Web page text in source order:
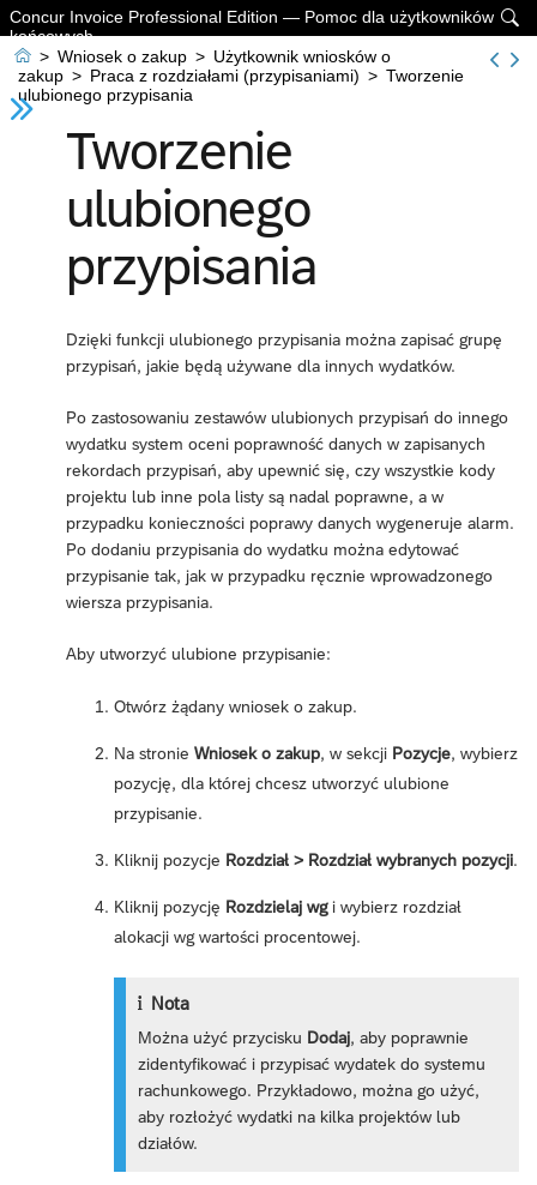

Concur Invoice Professional Edition — Pomoc dla użytkowników
końcowych
 > Wniosek o zakup > Użytkownik wniosków o
zakup > Praca z rozdziałami (przypisaniami) > Tworzenie
ulubionego przypisania
Tworzenie
ulubionego
przypisania
Dzięki funkcji ulubionego przypisania można zapisać grupę
przypisań, jakie będą używane dla innych wydatków.
Po zastosowaniu zestawów ulubionych przypisań do innego
wydatku system oceni poprawność danych w zapisanych
rekordach przypisań, aby upewnić się, czy wszystkie kody
projektu lub inne pola listy są nadal poprawne, a w
przypadku konieczności poprawy danych wygeneruje alarm.
Po dodaniu przypisania do wydatku można edytować
przypisanie tak, jak w przypadku ręcznie wprowadzonego
wiersza przypisania.
Aby utworzyć ulubione przypisanie:
Otwórz żądany wniosek o zakup.
Na stronie Wniosek o zakup, w sekcji Pozycje, wybierz
pozycję, dla której chcesz utworzyć ulubione
przypisanie.
Kliknij pozycje Rozdział > Rozdział wybranych pozycji.
Kliknij pozycję Rozdzielaj wgi wybierz rozdział
alokacji wg wartości procentowej.
Nota
Można użyć przycisku Dodaj, aby poprawnie
zidentyfikować i przypisać wydatek do systemu
rachunkowego. Przykładowo, można go użyć,
aby rozłożyć wydatki na kilka projektów lub
działów.